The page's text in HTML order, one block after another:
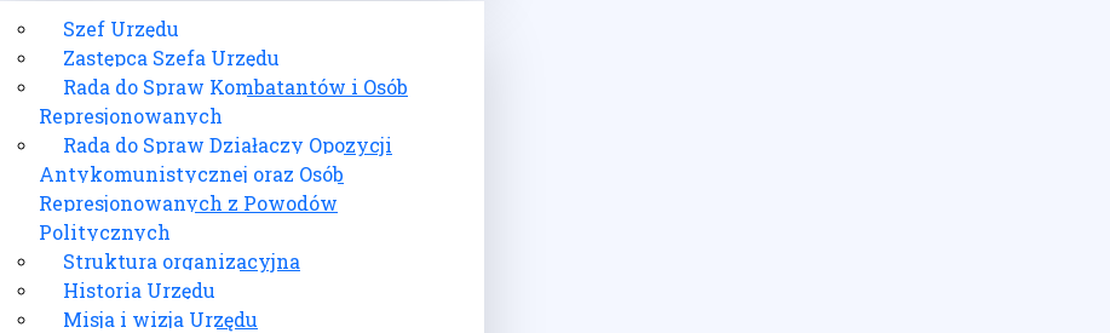
Szef Urzędu
Zastępca Szefa Urzędu
Rada do Spraw Kombatantów i Osób
Represjonowanych
Rada do Spraw Działaczy Opozycji
Antykomunistycznej oraz Osób
Represjonowanych z Powodów
Politycznych
Struktura organizacyjna
Historia Urzędu
Misja i wizja Urzędu